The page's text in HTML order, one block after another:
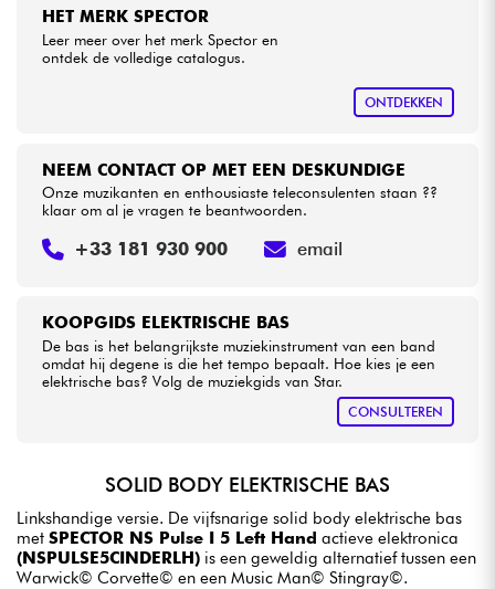
HET MERK SPECTOR
Leer meer over het merk Spector en
ontdek de volledige catalogus.
ONTDEKKEN
KOOPGIDS ELEKTRISCHE BAS
De bas is het belangrijkste muziekinstrument van een band
omdat hij degene is die het tempo bepaalt. Hoe kies je een
elektrische bas? Volg de muziekgids van Star.
CONSULTEREN
NEEM CONTACT OP MET EEN DESKUNDIGE
Onze muzikanten en enthousiaste teleconsulenten staan ??
klaar om al je vragen te beantwoorden.
+33 181 930 900 email
SOLID BODY ELEKTRISCHE BAS
Linkshandige versie. De vijfsnarige solid body elektrische bas
met SPECTOR NS Pulse I 5 Left Hand actieve elektronica
(NSPULSE5CINDERLH) is een geweldig alternatief tussen een
Warwick© Corvette© en een Music Man© Stingray©.